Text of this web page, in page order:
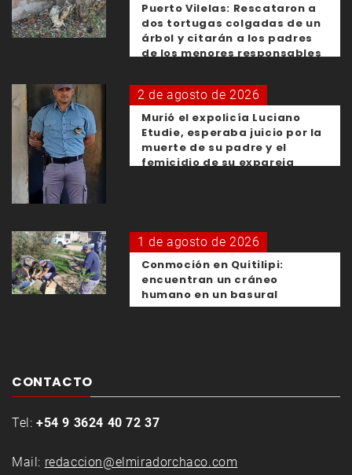
Puerto Vilelas: Rescataron a
dos tortugas colgadas de un
árbol y citarán a los padres
de los menores responsables
2 de agosto de 2026
Murió el expolicía Luciano
Etudie, esperaba juicio por la
muerte de su padre y el
femicidio de su expareja
1 de agosto de 2026
Conmoción en Quitilipi:
encuentran un cráneo
humano en un basural
CONTACTO
Tel: +54 9 3624 40 72 37
Mail: redaccion@elmiradorchaco.com